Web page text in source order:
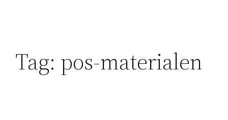
Tag: pos-materialen